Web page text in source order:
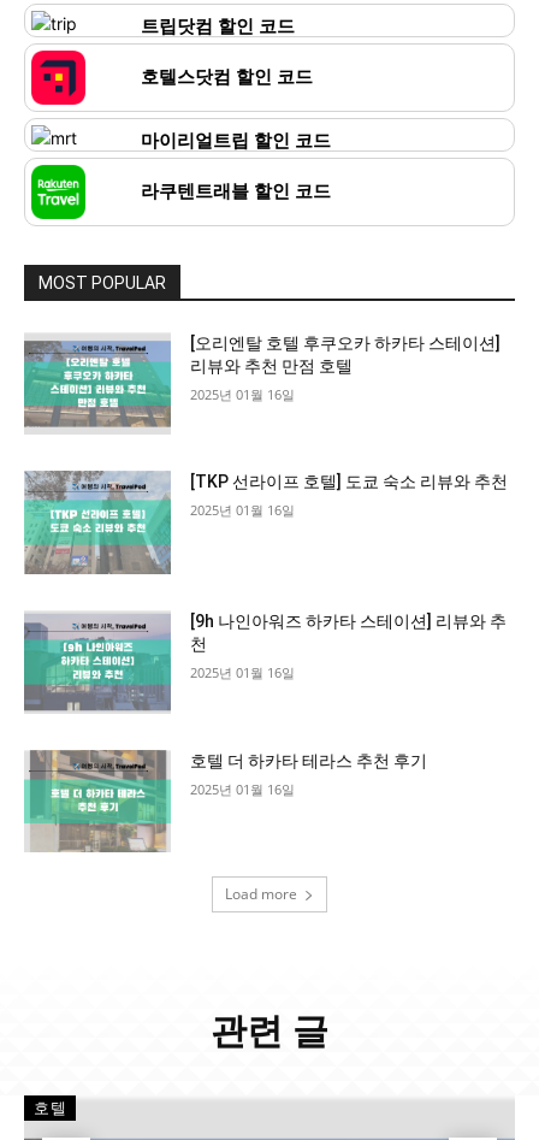
트립닷컴 할인 코드
호텔스닷컴 할인 코드
마이리얼트립 할인 코드
라쿠텐트래블 할인 코드
MOST POPULAR
[오리엔탈 호텔 후쿠오카 하카타 스테이션]
리뷰와 추천 만점 호텔
2025년 01월 16일
[TKP 선라이프 호텔] 도쿄 숙소 리뷰와 추천
2025년 01월 16일
[9h 나인아워즈 하카타 스테이션] 리뷰와 추
천
2025년 01월 16일
호텔 더 하카타 테라스 추천 후기
2025년 01월 16일
Load more
관련 글
호텔